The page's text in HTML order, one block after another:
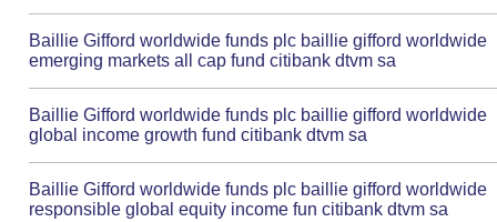
Baillie Gifford worldwide funds plc baillie gifford worldwide
emerging markets all cap fund citibank dtvm sa
Baillie Gifford worldwide funds plc baillie gifford worldwide
global income growth fund citibank dtvm sa
Baillie Gifford worldwide funds plc baillie gifford worldwide
responsible global equity income fun citibank dtvm sa